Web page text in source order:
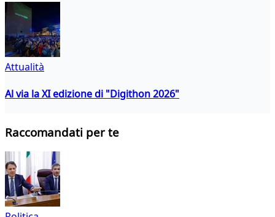
Attualità
Al via la XI edizione di "Digithon 2026"
Raccomandati per te